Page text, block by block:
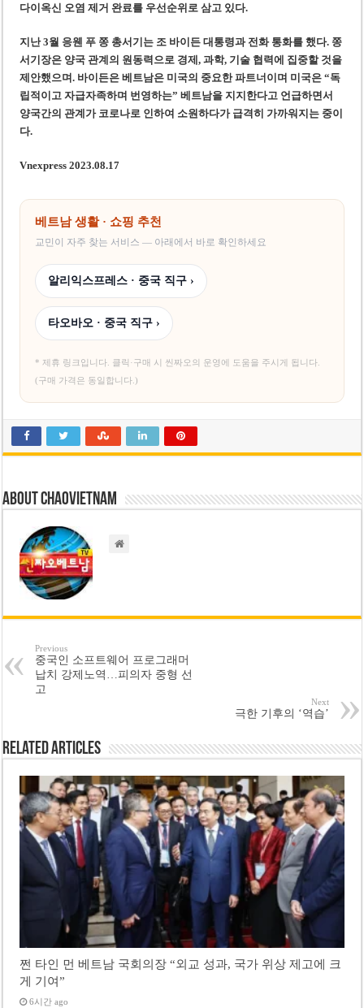
다이옥신 오염 제거 완료를 우선순위로 삼고 있다.
지난 3월 응웬 푸 쫑 총서기는 조 바이든 대통령과 전화 통화를 했다. 쫑
서기장은 양국 관계의 원동력으로 경제, 과학, 기술 협력에 집중할 것을
제안했으며. 바이든은 베트남은 미국의 중요한 파트너이며 미국은 “독
립적이고 자급자족하며 번영하는” 베트남을 지지한다고 언급하면서
양국간의 관계가 코로나로 인하여 소원하다가 급격히 가까워지는 중이
다.
Vnexpress 2023.08.17
베트남 생활 · 쇼핑 추천
교민이 자주 찾는 서비스 — 아래에서 바로 확인하세요
알리익스프레스 · 중국 직구 ›
타오바오 · 중국 직구 ›
* 제휴 링크입니다. 클릭·구매 시 씬짜오의 운영에 도움을 주시게 됩니다.
(구매 가격은 동일합니다.)
About chaovietnam
Previous
중국인 소프트웨어 프로그래머
납치 강제노역…피의자 중형 선
고
Next
극한 기후의 ‘역습’
Related Articles
쩐 타인 먼 베트남 국회의장 “외교 성과, 국가 위상 제고에 크
게 기여”
6시간 ago